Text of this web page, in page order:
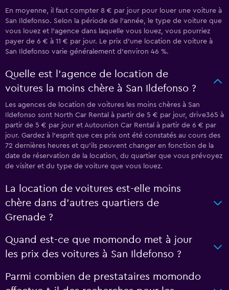
En moyenne, il faut compter 8 € par jour pour louer une voiture à
San Ildefonso. Selon la période de l'année, le type de voiture que
vous louez et l'agence dans laquelle vous louez, vous pourriez
payer de 6 € à 11 € par jour. Le prix d'une location de voiture à
San Ildefonso varie généralement d'environ 46 %.
Quelle est l’agence de location de
voitures la moins chère à San Ildefonso ?
Les agences de location de voitures les moins chères à San
Ildefonso sont North Car Rental à partir de 5 € par jour, drive365 à
partir de 5 € par jour et Autounion Car Rental à partir de 6 € par
jour. Gardez à l’esprit que ces prix ont été constatés au cours des
72 dernières heures et qu’ils peuvent changer en fonction de la
date de réservation de la location, du quartier que vous prévoyez
de visiter et du type de voiture que vous louez.
La location de voitures est-elle moins
chère dans d’autres quartiers de
Grenade ?
Quand est-ce que momondo met à jour
les prix des voitures à San Ildefonso ?
Parmi combien de prestataires momondo